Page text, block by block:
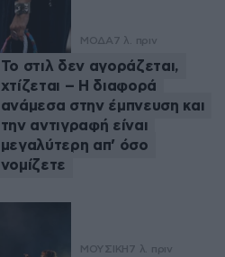
ΜΟΔΑ7 λ. πριν
Το στιλ δεν αγοράζεται,
χτίζεται – Η διαφορά
ανάμεσα στην έμπνευση και
την αντιγραφή είναι
μεγαλύτερη απ’ όσο
νομίζετε
ΜΟΥΣΙΚΗ7 λ. πριν